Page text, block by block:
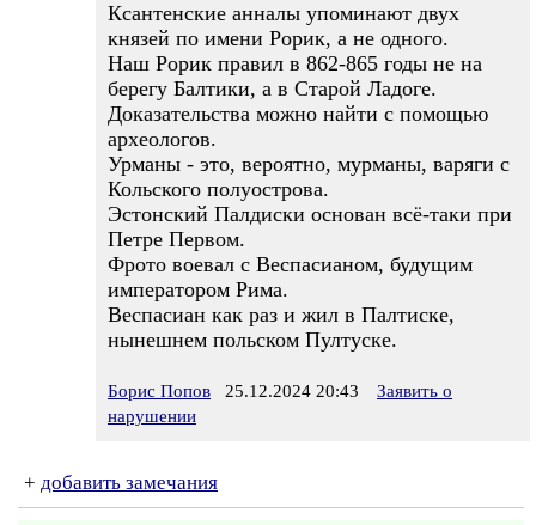
Ксантенские анналы упоминают двух
князей по имени Рорик, а не одного.
Наш Рорик правил в 862-865 годы не на
берегу Балтики, а в Старой Ладоге.
Доказательства можно найти с помощью
археологов.
Урманы - это, вероятно, мурманы, варяги с
Кольского полуострова.
Эстонский Палдиски основан всё-таки при
Петре Первом.
Фрото воевал с Веспасианом, будущим
императором Рима.
Веспасиан как раз и жил в Палтиске,
нынешнем польском Пултуске.
Борис Попов 25.12.2024 20:43
Заявить о
нарушении
+ добавить замечания